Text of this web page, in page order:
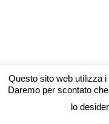
Questo sito web utilizza
Daremo per scontato
lo